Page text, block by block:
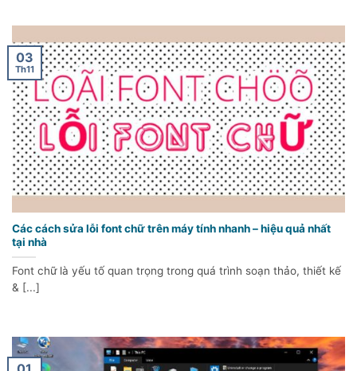
Các cách sửa lỗi font chữ trên máy tính nhanh – hiệu quả nhất
tại nhà
Font chữ là yếu tố quan trọng trong quá trình soạn thảo, thiết kế
& [...]
03
Th11